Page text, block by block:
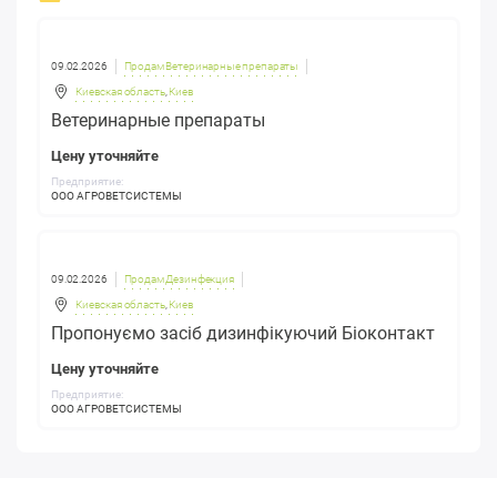
09.02.2026 Продам Ветеринарные препараты
Киевская область, Киев
Ветеринарные препараты
Цену уточняйте
Предприятие:
ООО АГРОВЕТСИСТЕМЫ
09.02.2026 Продам Дезинфекция
Киевская область, Киев
Пропонуємо засіб дизинфікуючий Біоконтакт
Цену уточняйте
Предприятие:
ООО АГРОВЕТСИСТЕМЫ